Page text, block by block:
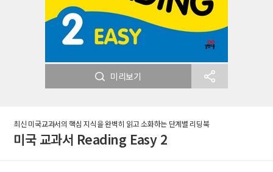
미리보기
최신 미국교과서의 핵심 지식을 완벽히 읽고 소화하는 단계별 리딩북
미국 교과서 Reading Easy 2